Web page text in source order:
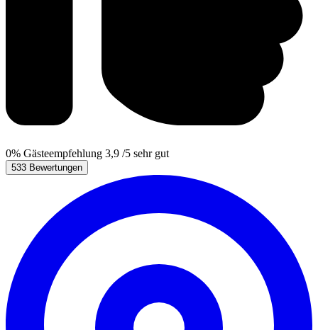
0% Gästeempfehlung 3,9 /5 sehr gut
533 Bewertungen